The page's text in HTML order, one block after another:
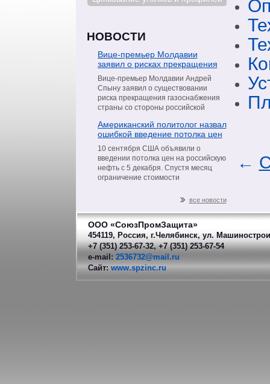
НОВОСТИ
Вице-премьер Молдавии
заявил о рисках прекращения
поставок газа со стороны
«Газпрома»
Вице-премьер Молдавии Андрей
Спыну заявил о существовании
риска прекращения газоснабжения
страны со стороны российской
сообщил в интервью телеканалу
Moldova 1, пишет РИА Новости.
Американский политолог назвал
ошибкой введение потолка цен
на нефть из РФ
10 сентября США объявили о
введении потолка цен на российскую
нефть с 5 декабря. Спустя месяц
ограничение стоимости
нефтепродукты российскоговсе новости
←
ООО «СоюзПромЗащита»
454119, Россия, г.Челябинск, ул.
+7 (351) 253-67-32, +7 (351) 253-67-54
e-mail: 2536732@mail.ru
Сайт: www.spzinc.ru